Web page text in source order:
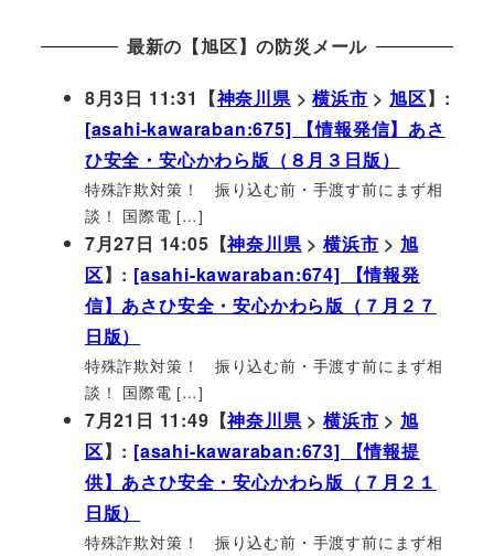
最新の【旭区】の防災メール
8月3日 11:31【神奈川県>横浜市 > 旭区】:
[asahi-kawaraban:675] 【情報発信】あさ
ひ安全・安心かわら版（８月３日版）
特殊詐欺対策！ 振り込む前・手渡す前にまず相
談！ 国際電 […]
7月27日 14:05【神奈川県>横浜市 > 旭
区】: [asahi-kawaraban:674] 【情報発
信】あさひ安全・安心かわら版（７月２７
日版）
特殊詐欺対策！ 振り込む前・手渡す前にまず相
談！ 国際電 […]
7月21日 11:49【神奈川県>横浜市 > 旭
区】: [asahi-kawaraban:673] 【情報提
供】あさひ安全・安心かわら版（７月２１
日版）
特殊詐欺対策！ 振り込む前・手渡す前にまず相